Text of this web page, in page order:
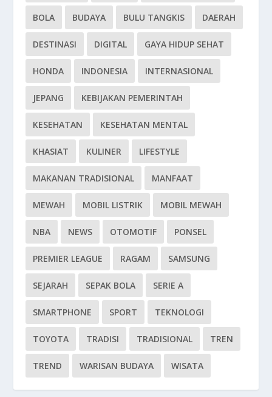
BOLA BUDAYA BULU TANGKIS DAERAH
DESTINASI DIGITAL GAYA HIDUP SEHAT
HONDA INDONESIA INTERNASIONAL
JEPANG KEBIJAKAN PEMERINTAH
KESEHATAN KESEHATAN MENTAL
KHASIAT KULINER LIFESTYLE
MAKANAN TRADISIONAL MANFAAT
MEWAH MOBIL LISTRIK MOBIL MEWAH
NBA NEWS OTOMOTIF PONSEL
PREMIER LEAGUE RAGAM SAMSUNG
SEJARAH SEPAK BOLA SERIE A
SMARTPHONE SPORT TEKNOLOGI
TOYOTA TRADISI TRADISIONAL TREN
TREND WARISAN BUDAYA WISATA